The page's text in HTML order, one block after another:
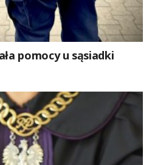
pomocy u sąsiadki